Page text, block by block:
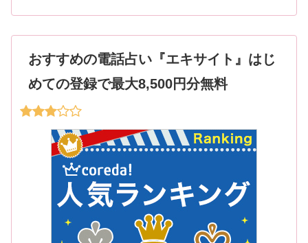
おすすめの電話占い『エキサイト』はじ
めての登録で最大8,500円分無料